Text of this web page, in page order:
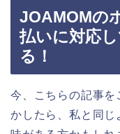
JOAMOMの
払いに対応
る！
今、こちらの記事を
かしたら、私と同